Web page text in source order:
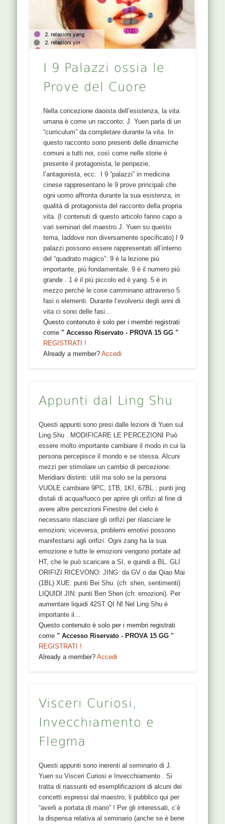
I 9 Palazzi ossia le
Prove del Cuore
Nella concezione daoista dell’esistenza, la vita
umana è come un racconto: J. Yuen parla di un
“curriculum” da completare durante la vita. In
questo racconto sono presenti delle dinamiche
comuni a tutti noi, così come nelle storie è
presente il protagonista, le peripezie,
l’antagonista, ecc. I 9 “palazzi” in medicina
cinese rappresentano le 9 prove principali che
ogni uomo affronta durante la sua esistenza, in
qualità di protagonista del racconto della propria
vita. (I contenuti di questo articolo fanno capo a
vari seminari del maestro J. Yuen su questo
tema, laddove non diversamente specificato) I 9
palazzi possono essere rappresentati all’interno
del “quadrato magico”: 9 è la lezione più
importante, più fondamentale. 9 è il numero più
grande . 1 è il più piccolo ed è yang. 5 è in
mezzo perché le cose camminano attraverso 5
fasi o elementi. Durante l’evolversi degli anni di
vita ci sono delle fasi...
Questo contenuto è solo per i membri registrati
come" Accesso Riservato - PROVA 15 GG "
REGISTRATI !
Already a member?Accedi
Appunti dal Ling Shu
Questi appunti sono presi dalle lezioni di Yuen sul
Ling Shu . MODIFICARE LE PERCEZIONI Può
essere molto importante cambiare il modo in cui la
persona percepisce il mondo e se stessa. Alcuni
mezzi per stimolare un cambio di percezione:
Meridiani distinti: utili ma solo se la persona
VUOLE cambiare 9PC, 1TB, 1KI, 67BL : punti jing
distali di acqua/fuoco per aprire gli orifizi al fine di
avere altre percezioni Finestre del cielo è
necessario rilasciare gli orifizi per rilasciare le
emozioni; viceversa, problemi emotivi possono
manifestarsi agli orifizi. Ogni zang ha la sua
emozione e tutte le emozioni vengono portate ad
HT, che le può scaricare a SI, e quindi a BL. GLI
ORIFIZI RICEVONO: JING: da GV o dai Qiao Mai
(1BL) XUE: punti Bei Shu. (cfr. shen, sentimenti)
LIQUIDI JIN: punti Ben Shen (cfr. emozioni). Per
aumentare liquidi 42ST QI NI Nel Ling Shu è
importante il...
Questo contenuto è solo per i membri registrati
come" Accesso Riservato - PROVA 15 GG "
REGISTRATI !
Already a member?Accedi
Visceri Curiosi,
Invecchiamento e
Flegma
Questi appunti sono inerenti al seminario di J.
Yuen su Visceri Curiosi e Invecchiamento . Si
tratta di riassunti ed esemplificazioni di alcuni dei
concetti espressi dal maestro, li pubblico qui per
“averli a portata di mano” ! Per gli interessati, c’è
la dispensa relativa al seminario (anche se è bene